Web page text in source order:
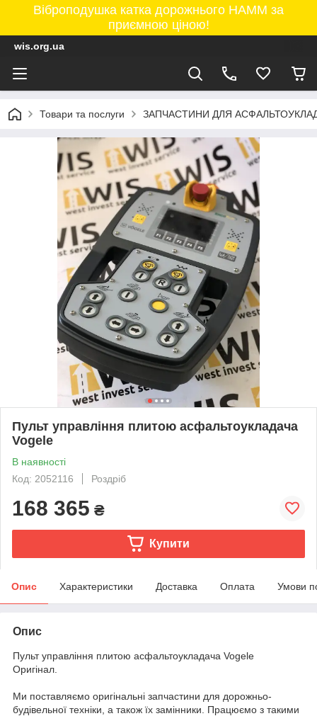
Віброподушка катка дорожнього HAMM за
приємною ціною!
wis.org.ua
Товари та послуги ЗАПЧАСТИНИ ДЛЯ
Пульт управління плитою асфальтоукладача
Vogele
В наявності
Код: 2052116
Роздріб
168 365 ₴
Купити
Опис Характеристики Доставка Оплата Умови
Опис
Пульт управління плитою асфальтоукладача Vogele
Оригінал.
Ми поставляємо оригінальні запчастини для дорожньо-
будівельної техніки, а також їх замінники. Працюємо з такими